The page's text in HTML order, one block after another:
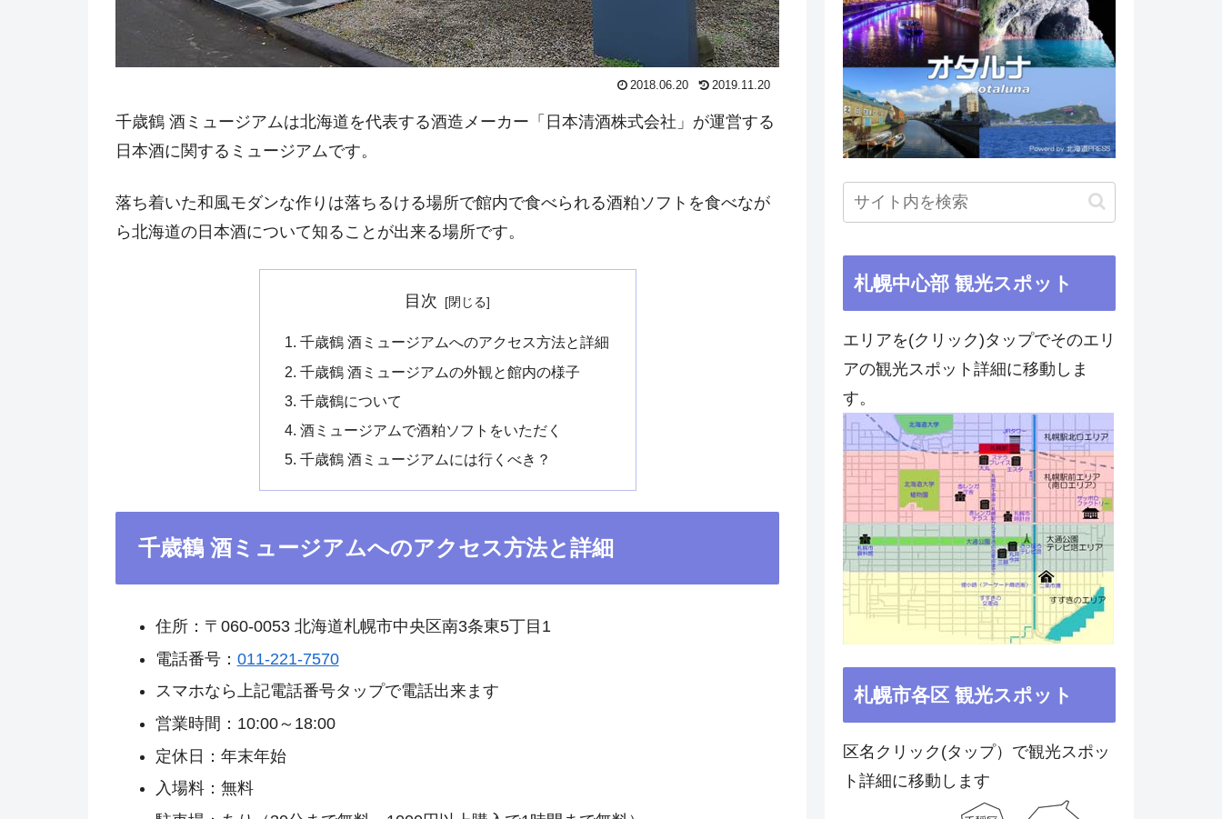
2018.06.20 2019.11.20
千歳鶴 酒ミュージアムは北海道を代表する酒造メーカー「日本清酒株式会社」が運営する
日本酒に関するミュージアムです。
落ち着いた和風モダンな作りは落ちるける場所で館内で食べられる酒粕ソフトを食べなが
ら北海道の日本酒について知ることが出来る場所です。
目次
千歳鶴 酒ミュージアムへのアクセス方法と詳細
千歳鶴 酒ミュージアムの外観と館内の様子
千歳鶴について
酒ミュージアムで酒粕ソフトをいただく
千歳鶴 酒ミュージアムには行くべき？
千歳鶴 酒ミュージアムへのアクセス方法と詳細
住所：〒060-0053 北海道札幌市中央区南3条東5丁目1
電話番号： 011-221-7570
スマホなら上記電話番号タップで電話出来ます
営業時間：10:00～18:00
定休日：年末年始
入場料：無料
札幌中心部 観光スポット
エリアを(クリック)タップでそのエリ
アの観光スポット詳細に移動しま
す。
札幌市各区 観光スポット
区名クリック(タップ）で観光スポッ
ト詳細に移動します